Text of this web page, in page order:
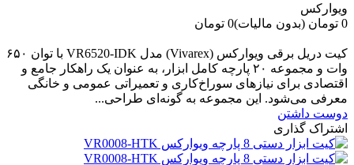
ویوارکس
0 تومان
(بدون مالیات)0 تومان
کیت دریل برقی ویوارکس (Vivarex) مدل VR6520-IDK با توان ۶۵۰
وات و مجموعه ۲۰ پارچه کامل ابزار، به عنوان یک راهکار جامع و
اقتصادی برای نیازهای سوراخ‌کاری و تعمیراتی عمومی و خانگی
معرفی می‌شود. این مجموعه به گونه‌ای طراحی...
دوست داشتن
اشتراک گذاری